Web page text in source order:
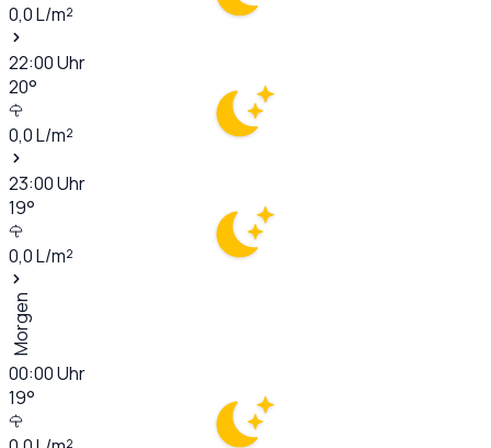
0,0L/m²
22:00Uhr
20°
0,0L/m²
23:00Uhr
19°
0,0L/m²
Morgen
00:00Uhr
19°